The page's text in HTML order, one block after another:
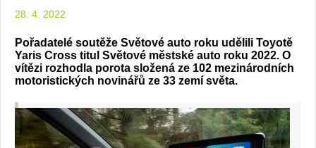
28. 4. 2022
Pořadatelé soutěže Světové auto roku udělili Toyotě
Yaris Cross titul Světové městské auto roku 2022. O
vítězi rozhodla porota složená ze 102 mezinárodních
motoristických novinářů ze 33 zemí světa.